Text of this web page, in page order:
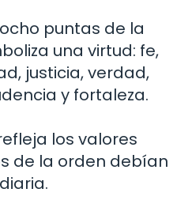
puntas de la
una virtud: fe,
justicia, verdad,
y fortaleza.
los valores
de la orden debían